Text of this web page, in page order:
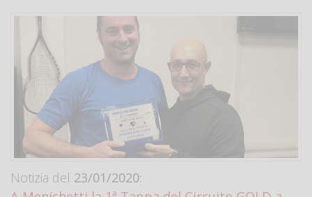
Notizia del 23/01/2020: